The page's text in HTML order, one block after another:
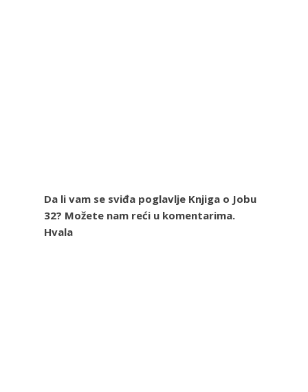
Da li vam se sviđa poglavlje Knjiga o Jobu
32? Možete nam reći u komentarima.
Hvala